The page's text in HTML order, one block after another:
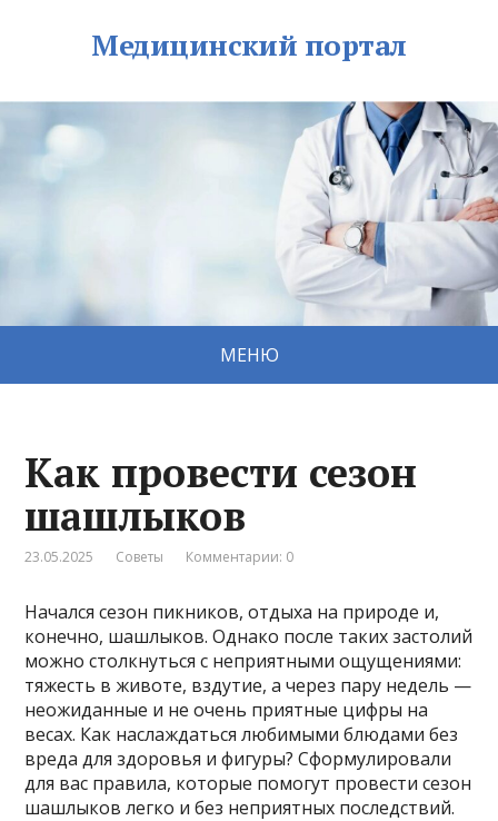
Медицинский портал
МЕНЮ
Как провести сезон
шашлыков
23.05.2025 Советы Комментарии: 0
Начался сезон пикников, отдыха на природе и,
конечно, шашлыков. Однако после таких застолий
можно столкнуться с неприятными ощущениями:
тяжесть в животе, вздутие, а через пару недель —
неожиданные и не очень приятные цифры на
весах. Как наслаждаться любимыми блюдами без
вреда для здоровья и фигуры? Сформулировали
для вас правила, которые помогут провести сезон
шашлыков легко и без неприятных последствий.